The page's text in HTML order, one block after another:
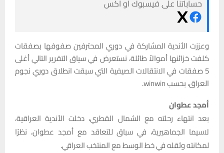
حساباتنا على فيسبوك أو أكس
وعززت الأندية المشاركة في دوري المحترفين صفوفها بصفقات
كلفت خزائنها أموالاً طائلة، نستعرض في سياق التقرير التالي أغلى
5 صفقات في الانتقالات الصيفية التي سبقت انطلاق دوري نجوم
العراق، بحسب winwin.
أمجد عطوان
بعد انتهاء رحلته مع الشمال القطري، دخلت الأندية العراقية،
لاسيما الجماهيرية، في سباق للتعاقد مع أمجد عطوان، نظرًا
لمكانته وثقله في خط الوسط مع المنتخب العراقي.